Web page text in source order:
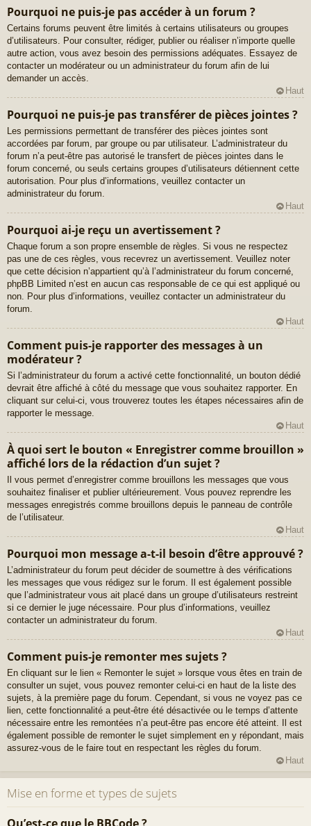
Pourquoi ne puis-je pas accéder à un forum ?
Certains forums peuvent être limités à certains utilisateurs ou groupes
d’utilisateurs. Pour consulter, rédiger, publier ou réaliser n’importe quelle
autre action, vous avez besoin des permissions adéquates. Essayez de
contacter un modérateur ou un administrateur du forum afin de lui
demander un accès.
Haut
Pourquoi ne puis-je pas transférer de pièces jointes ?
Les permissions permettant de transférer des pièces jointes sont
accordées par forum, par groupe ou par utilisateur. L’administrateur du
forum n’a peut-être pas autorisé le transfert de pièces jointes dans le
forum concerné, ou seuls certains groupes d’utilisateurs détiennent cette
autorisation. Pour plus d’informations, veuillez contacter un
administrateur du forum.
Haut
Pourquoi ai-je reçu un avertissement ?
Chaque forum a son propre ensemble de règles. Si vous ne respectez
pas une de ces règles, vous recevrez un avertissement. Veuillez noter
que cette décision n’appartient qu’à l’administrateur du forum concerné,
phpBB Limited n’est en aucun cas responsable de ce qui est appliqué ou
non. Pour plus d’informations, veuillez contacter un administrateur du
forum.
Haut
Comment puis-je rapporter des messages à un
modérateur ?
Si l’administrateur du forum a activé cette fonctionnalité, un bouton dédié
devrait être affiché à côté du message que vous souhaitez rapporter. En
cliquant sur celui-ci, vous trouverez toutes les étapes nécessaires afin de
rapporter le message.
Haut
À quoi sert le bouton « Enregistrer comme brouillon »
affiché lors de la rédaction d’un sujet ?
Il vous permet d’enregistrer comme brouillons les messages que vous
souhaitez finaliser et publier ultérieurement. Vous pouvez reprendre les
messages enregistrés comme brouillons depuis le panneau de contrôle
de l’utilisateur.
Haut
Pourquoi mon message a-t-il besoin d’être approuvé ?
L’administrateur du forum peut décider de soumettre à des vérifications
les messages que vous rédigez sur le forum. Il est également possible
que l’administrateur vous ait placé dans un groupe d’utilisateurs restreint
si ce dernier le juge nécessaire. Pour plus d’informations, veuillez
contacter un administrateur du forum.
Haut
Comment puis-je remonter mes sujets ?
En cliquant sur le lien « Remonter le sujet » lorsque vous êtes en train de
consulter un sujet, vous pouvez remonter celui-ci en haut de la liste des
sujets, à la première page du forum. Cependant, si vous ne voyez pas ce
lien, cette fonctionnalité a peut-être été désactivée ou le temps d’attente
nécessaire entre les remontées n’a peut-être pas encore été atteint. Il est
également possible de remonter le sujet simplement en y répondant, mais
assurez-vous de le faire tout en respectant les règles du forum.
Haut
Mise en forme et types de sujets